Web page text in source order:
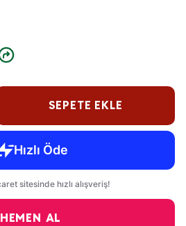
SEPETE EKLE
HEMEN AL